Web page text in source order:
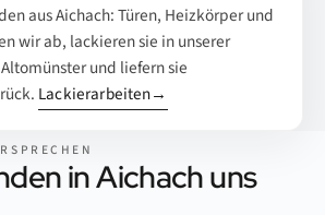
aus Aichach: Türen, Heizkörper und
wir ab, lackieren sie in unserer
und liefern sie
Lackierarbeiten→
in Aichach uns